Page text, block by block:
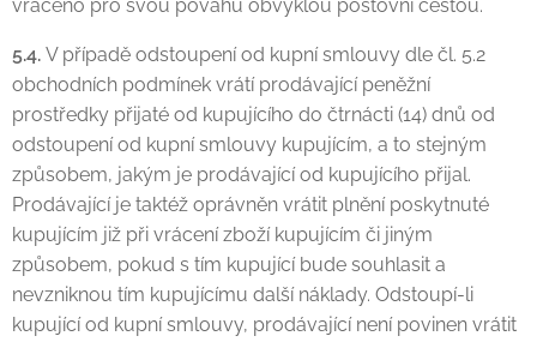
vráceno pro svou povahu obvyklou poštovní cestou.
5.4. V případě odstoupení od kupní smlouvy dle čl. 5.2
obchodních podmínek vrátí prodávající peněžní
prostředky přijaté od kupujícího do čtrnácti (14) dnů od
odstoupení od kupní smlouvy kupujícím, a to stejným
způsobem, jakým je prodávající od kupujícího přijal.
Prodávající je taktéž oprávněn vrátit plnění poskytnuté
kupujícím již při vrácení zboží kupujícím či jiným
způsobem, pokud s tím kupující bude souhlasit a
nevzniknou tím kupujícímu další náklady. Odstoupí-li
kupující od kupní smlouvy, prodávající není povinen vrátit